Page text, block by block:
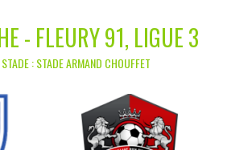
- FLEURY 91, LIGUE 3
: STADE ARMAND CHOUFFET